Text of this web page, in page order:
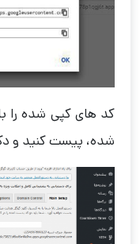
کد های کپی شده را
شده، پیست کنید و